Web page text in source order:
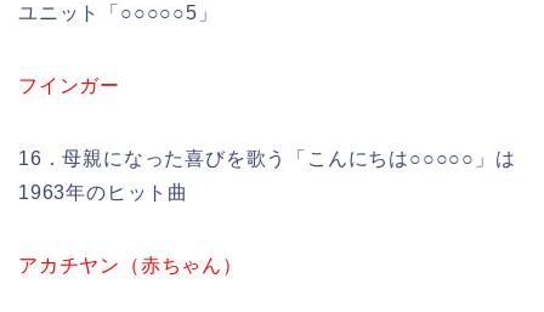
ユニット「○○○○○5」
フインガー
16．母親になった喜びを歌う「こんにちは○○○○○」は
1963年のヒット曲
アカチヤン（赤ちゃん）